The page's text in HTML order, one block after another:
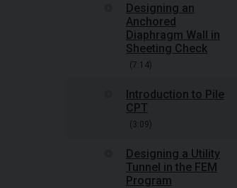
Designing an
Anchored
Diaphragm Wall in
Sheeting Check
(7:14)
Introduction to Pile
CPT
(3:09)
Designing a Utility
Tunnel in the FEM
Program